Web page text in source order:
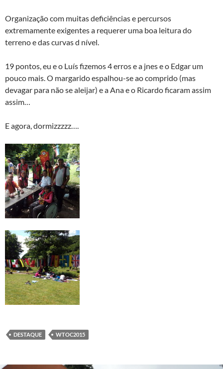
Organização com muitas deficiências e percursos
extremamente exigentes a requerer uma boa leitura do
terreno e das curvas d nível.
19 pontos, eu e o Luís fizemos 4 erros e a jnes e o Edgar um
pouco mais. O margarido espalhou-se ao comprido (mas
devagar para não se aleijar) e a Ana e o Ricardo ficaram assim
assim…
E agora, dormizzzzz….
DESTAQUE WTOC2015